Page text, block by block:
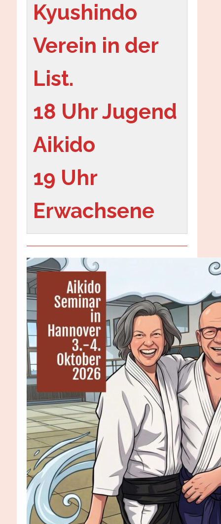
Kyushindo
Verein in der
List.
18 Uhr Jugend
Aikido
19 Uhr
Erwachsene